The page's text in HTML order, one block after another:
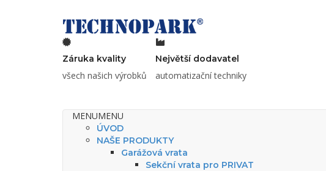
Záruka kvality
všech našich výrobků
Největší dodavatel
automatizační techniky
MENUMENU
ÚVOD
NAŠE PRODUKTY
Garážová vrata
Sekční vrata pro PRIVAT